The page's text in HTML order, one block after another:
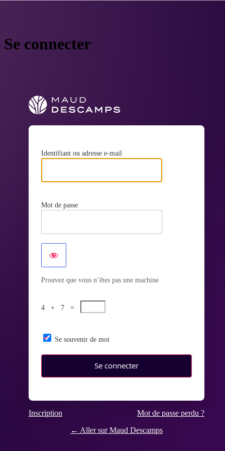
Se connecter
Identifiant ou adresse e-mail
Mot de passe
Prouvez que vous n’êtes pas une machine
4 + 7 =
Se souvenir de moi
Inscription
Mot de passe perdu ?
← Aller sur Maud Descamps